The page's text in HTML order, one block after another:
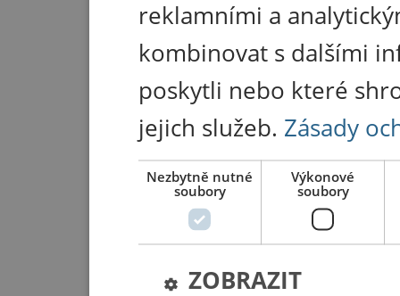
reklamními a
kombinovat s dalšími
poskytli nebo které
jejich služeb. Zásady
Nezbytně nutné
soubory
Výkonové
soubory
ZOBRAZIT